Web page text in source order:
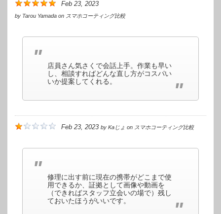
Feb 23, 2023
by Tarou Yamada on スマホコーティング比較
店員さん気さくで会話上手。作業も早い
し、相談すればどんな直し方がコスパい
いか提案してくれる。
Feb 23, 2023 by Kaじょ on スマホコーティング比較
修理に出す前に現在の携帯がどこまで使
用できるか、証拠として画像や動画を
（できればスタッフ立会いの場で）残し
ておいたほうがいいです。